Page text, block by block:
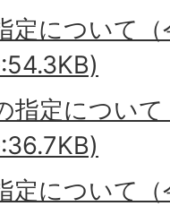
定について
指定につい
定について